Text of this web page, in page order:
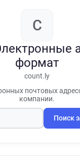
C
формат
count.ly
почтовых
компании.
Поиск